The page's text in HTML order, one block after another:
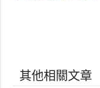
其他相關文章